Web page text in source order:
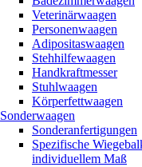
Veterinärwaagen
Personenwaagen
Adipositaswaagen
Stehhilfewaagen
Handkraftmesser
Stuhlwaagen
Körperfettwaagen
Sonderwaagen
Sonderanfertigungen
Spezifische
individuellem Maß